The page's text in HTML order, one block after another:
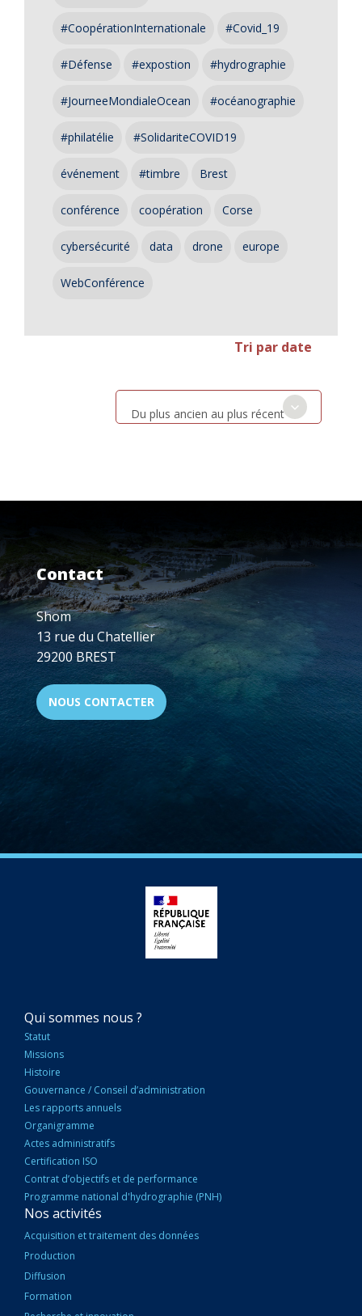
#CoopérationInternationale #Covid_19
#Défense #expostion #hydrographie
#JourneeMondialeOcean #océanographie
#philatélie #SolidariteCOVID19
événement #timbre Brest
conférence coopération Corse
cybersécurité data drone europe
WebConférence
Tri par date
Du plus ancien au plus récent
Contact
Shom
13 rue du Chatellier
29200 BREST
NOUS CONTACTER
NAVIGATION
PRINCIPALE
Qui sommes nous ?
Statut
Missions
Histoire
Gouvernance / Conseil d’administration
Les rapports annuels
Organigramme
Actes administratifs
Certification ISO
Contrat d’objectifs et de performance
Programme national d'hydrographie (PNH)
Nos activités
Acquisition et traitement des données
Production
Diffusion
Formation